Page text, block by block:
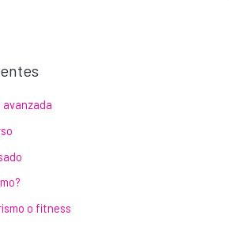
avanzada
o fitness